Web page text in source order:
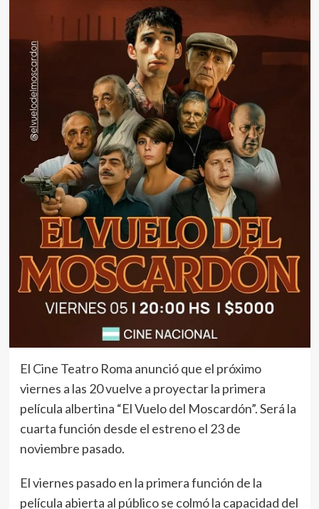
El Cine Teatro Roma anunció que el próximo
viernes a las 20 vuelve a proyectar la primera
película albertina “El Vuelo del Moscardón”. Será la
cuarta función desde el estreno el 23 de
noviembre pasado.
El viernes pasado en la primera función de la
película abierta al público se colmó la capacidad del